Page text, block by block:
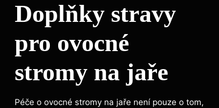
Doplňky stravy
pro ovocné
stromy na jaře
Péče ⁣o ‍ovocné stromy⁤ na jaře není ⁢pouze o tom,